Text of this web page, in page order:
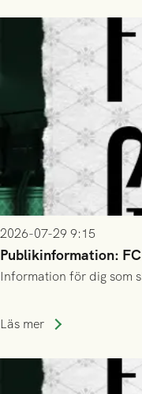
2026-07-29 9:15
Publikinformation:
Information för dig som
Läs mer